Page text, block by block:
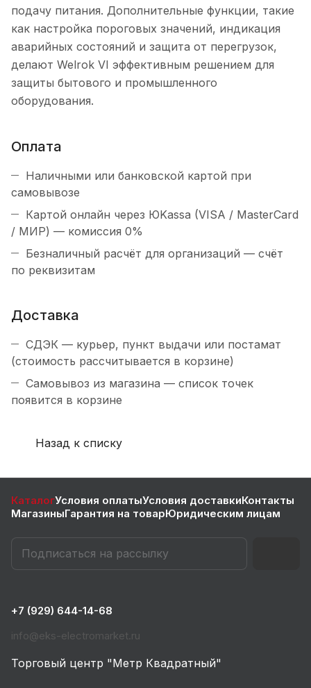
подачу питания. Дополнительные функции, такие
как настройка пороговых значений, индикация
аварийных состояний и защита от перегрузок,
делают Welrok VI эффективным решением для
защиты бытового и промышленного
оборудования.
Оплата
Наличными или банковской картой при
самовывозе
Картой онлайн через ЮKassa (VISA / MasterCard
/ МИР) — комиссия 0%
Безналичный расчёт для организаций — счёт
по реквизитам
Доставка
СДЭК — курьер, пункт выдачи или постамат
(стоимость рассчитывается в корзине)
Самовывоз из магазина — список точек
появится в корзине
Назад к списку
КаталогУсловия оплатыУсловия доставкиКонтакты
МагазиныГарантия на товарЮридическим лицам
+7 (929) 644-14-68
info@eks-electromarket.ru
Торговый центр "Метр Квадратный"